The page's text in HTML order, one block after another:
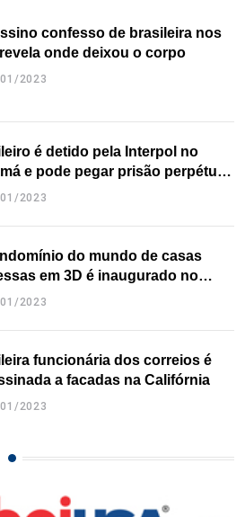
confesso de brasileira nos
revela onde deixou o corpo
2023
é detido pela Interpol no
e pode pegar prisão perpétua
2023
do mundo de casas
em 3D é inaugurado no
2023
funcionária dos correios é
a facadas na Califórnia
2023